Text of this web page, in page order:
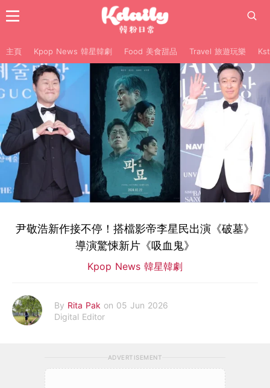
主頁 Kpop News 韓星韓劇 Food 美食甜品 Travel 旅遊玩樂
尹敬浩新作接不停！搭檔影帝李星民出演《破墓》
導演驚悚新片《吸血鬼》
Kpop News 韓星韓劇
By Rita Pak on 05 Jun 2026
Digital Editor
ADVERTISEMENT